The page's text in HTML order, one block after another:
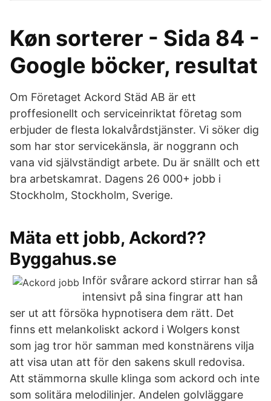
Køn sorterer - Sida 84 -
Google böcker, resultat
Om Företaget Ackord Städ AB är ett
proffesionellt och serviceinriktat företag som
erbjuder de flesta lokalvårdstjänster. Vi söker dig
som har stor servicekänsla, är noggrann och
vana vid självständigt arbete. Du är snällt och ett
bra arbetskamrat. Dagens 26 000+ jobb i
Stockholm, Stockholm, Sverige.
Mäta ett jobb, Ackord??
Byggahus.se
Inför svårare ackord stirrar han så
intensivt på sina fingrar att han
ser ut att försöka hypnotisera dem rätt. Det
finns ett melankoliskt ackord i Wolgers konst
som jag tror hör samman med konstnärens vilja
att visa utan att för den sakens skull redovisa.
Att stämmorna skulle klinga som ackord och inte
som solitära melodilinjer. Andelen golvläggare